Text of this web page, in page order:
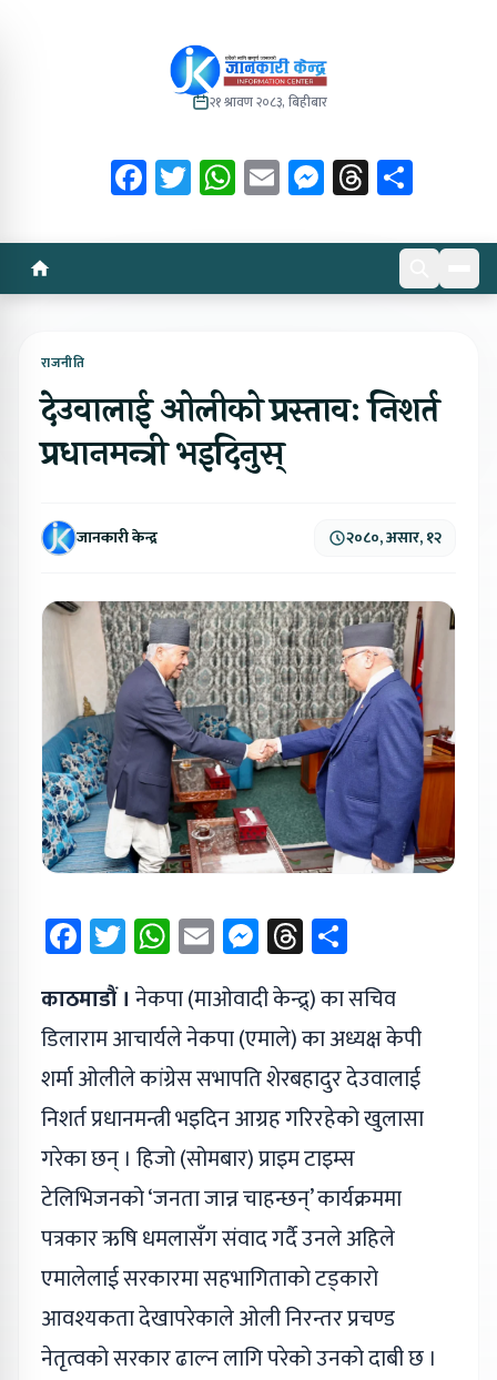
२१ श्रावण २०८३, बिहीबार
Facebook
Twitter
WhatsApp
EmailMessenger
Threads
राजनीति
देउवालाई ओलीको प्रस्तावः निशर्त
प्रधानमन्त्री भइदिनुस्
जानकारी केन्द्र २०८०, असार, १२
Facebook
Twitter
WhatsApp
EmailMessenger
Threads
काठमाडौं । नेकपा (माओवादी केन्द्र्) का सचिव
डिलाराम आचार्यले नेकपा (एमाले) का अध्यक्ष केपी
शर्मा ओलीले कांग्रेस सभापति शेरबहादुर देउवालाई
निशर्त प्रधानमन्त्री भइदिन आग्रह गरिरहेको खुलासा
गरेका छन् । हिजो (सोमबार) प्राइम टाइम्स
टेलिभिजनको ‘जनता जान्न चाहन्छन्’ कार्यक्रममा
पत्रकार ऋषि धमलासँग संवाद गर्दै उनले अहिले
एमालेलाई सरकारमा सहभागिताको टड्कारो
आवश्यकता देखापरेकाले ओली निरन्तर प्रचण्ड
नेतृत्वको सरकार ढाल्न लागि परेको उनको दाबी छ ।